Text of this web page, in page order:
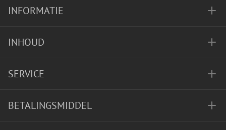
INFORMATIE
INHOUD
SERVICE
BETALINGSMIDDEL